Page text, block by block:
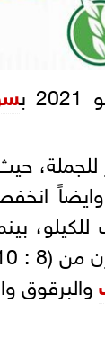
للجملة،
،وايضاً
ليتراوح من 2 : 3.5
والبرقوق